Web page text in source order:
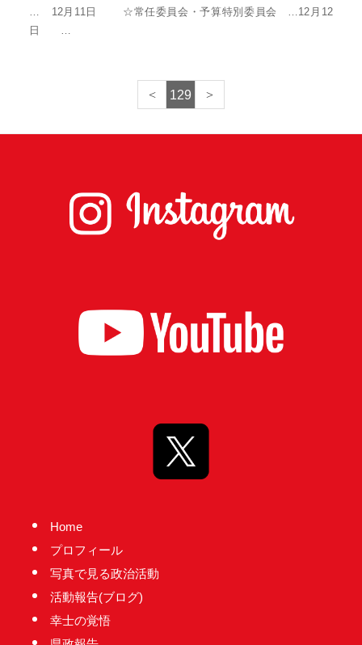
… 12月11日 ☆常任委員会・予算特別委員会 …12月12
日 …
129
Home
プロフィール
写真で見る政治活動
活動報告(ブログ)
幸士の覚悟